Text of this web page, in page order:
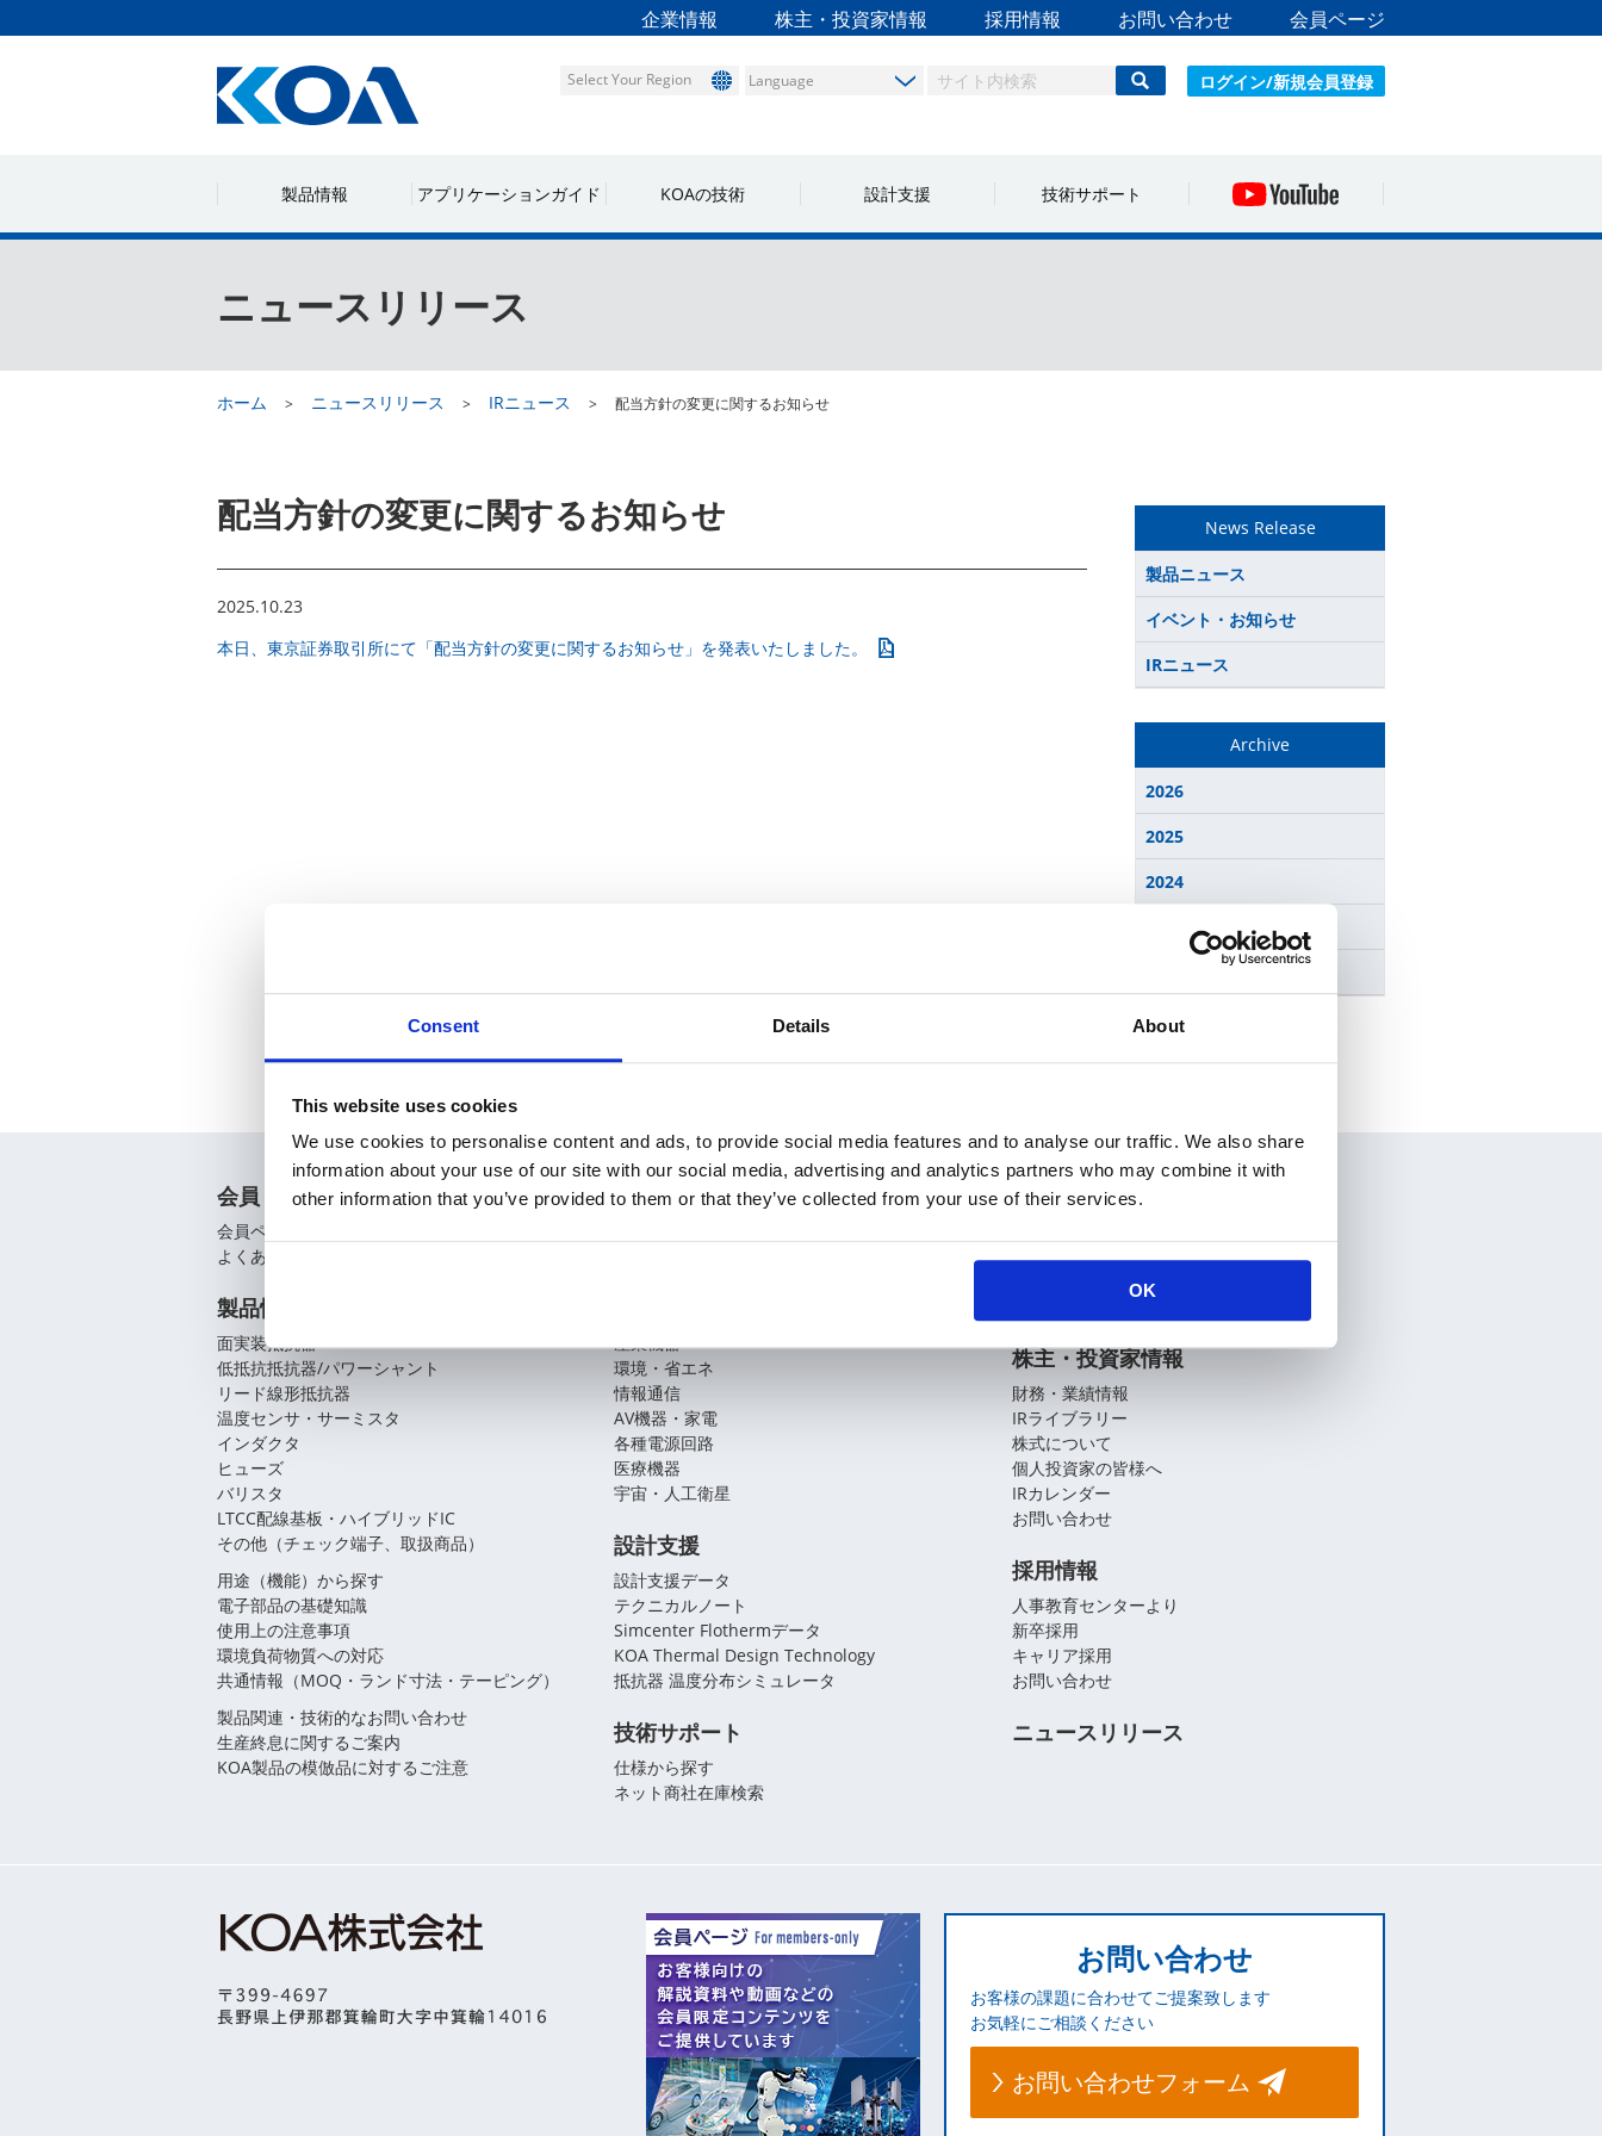
Consent Details About
This website uses cookies
We use cookies to personalise content and ads, to provide social media features and to analyse our traffic. We also share
information about your use of our site with our social media, advertising and analytics partners who may combine it with
other information that you’ve provided to them or that they’ve collected from your use of their services.
OK
企業情報 株主・投資家情報 採用情報 お問い合わせ 会員ページ
ログイン/新規会員登録
Select Your Region
製品情報 アプリケーションガイド KOAの技術 設計支援 技術サポート
ニュースリリース
ホーム ニュースリリース IRニュース 配当方針の変更に関するお知らせ
配当方針の変更に関するお知らせ
2025.10.23
本日、東京証券取引所にて「配当方針の変更に関するお知らせ」を発表いたしました。
News Release
製品ニュース
イベント・お知らせ
IRニュース
Archive
2026
2025
2024
会員
会員ページ
よくあるご質問（FAQ）
製品情報
面実装抵抗器
低抵抗抵抗器/パワーシャント
リード線形抵抗器
温度センサ・サーミスタ
インダクタ
ヒューズ
バリスタ
LTCC配線基板・ハイブリッドIC
その他（チェック端子、取扱商品）
用途（機能）から探す
電子部品の基礎知識
使用上の注意事項
環境負荷物質への対応
共通情報（MOQ・ランド寸法・テーピング）
製品関連・技術的なお問い合わせ
生産終息に関するご案内
KOA製品の模倣品に対するご注意
KOAの技術
産業機器
環境・省エネ
情報通信
AV機器・家電
各種電源回路
医療機器
宇宙・人工衛星
設計支援
設計支援データ
テクニカルノート
Simcenter Flothermデータ
KOA Thermal Design Technology
抵抗器 温度分布シミュレータ
技術サポート
仕様から探す
ネット商社在庫検索
企業情報
役員紹介
株主・投資家情報
財務・業績情報
IRライブラリー
株式について
個人投資家の皆様へ
IRカレンダー
お問い合わせ
採用情報
人事教育センターより
新卒採用
キャリア採用
お問い合わせ
ニュースリリース
お問い合わせ
お客様の課題に合わせてご提案致します
お気軽にご相談ください
お問い合わせフォーム